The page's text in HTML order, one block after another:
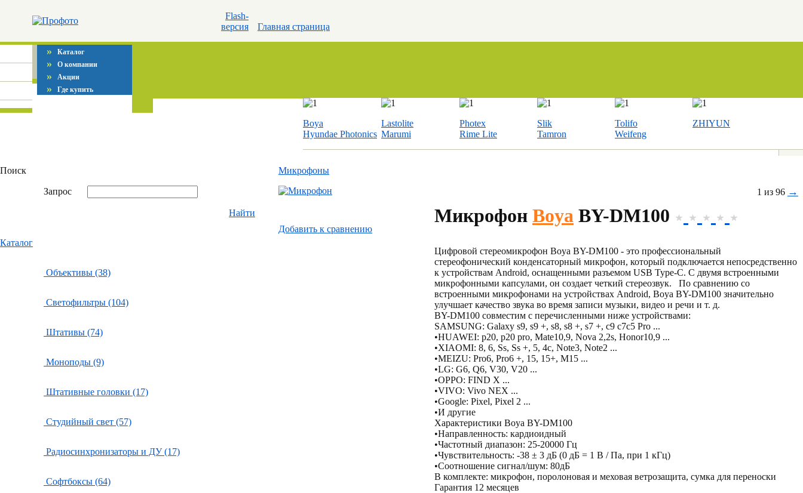
Flash-
версия
Главная страница
» Каталог
» О компании
» Акции
» Где купить
Boya
Hyundae Photonics
Lastolite
Marumi
Photex
Rime Lite
Slik
Tamron
Tolifo
Weifeng
ZHIYUN
Поиск
Запрос
Найти
Каталог
Объективы (38)
Светофильтры (104)
Штативы (74)
Моноподы (9)
Штативные головки (17)
Студийный свет (57)
Радиосинхронизаторы и ДУ (17)
Софтбоксы (64)
Микрофоны
Добавить к cравнению
1 из 96 →
Микрофон Boya BY-DM100
Цифровой стереомикрофон Boya BY-DM100 - это профессиональный
стереофонический конденсаторный микрофон, который подключается непосредственно
к устройствам Android, оснащенными разъемом USB Type-C. С двумя встроенными
микрофонными капсулами, он создает четкий стереозвук. По сравнению со
встроенными микрофонами на устройствах Android, Boya BY-DM100 значительно
улучшает качество звука во время записи музыки, видео и речи и т. д.
BY-DM100 совместим с перечисленными ниже устройствами:
SAMSUNG: Galaxy s9, s9 +, s8, s8 +, s7 +, c9 c7c5 Pro ...
•HUAWEI: p20, p20 pro, Mate10,9, Nova 2,2s, Honor10,9 ...
•XIAOMI: 8, 6, Ss, Ss +, 5, 4c, Note3, Note2 ...
•MEIZU: Pro6, Pro6 +, 15, 15+, M15 ...
•LG: G6, Q6, V30, V20 ...
•OPPO: FIND X ...
•VIVO: Vivo NEX ...
•Google: Pixel, Pixel 2 ...
•И другие
Характеристики Boya BY-DM100
•Направленность: кардиоидный
•Частотный диапазон: 25-20000 Гц
•Чувствительность: -38 ± 3 дБ (0 дБ = 1 В / Па, при 1 кГц)
•Соотношение сигнал/шум: 80дБ
В комплекте: микрофон, поролоновая и меховая ветрозащита, сумка для переноски
Гарантия 12 месяцев